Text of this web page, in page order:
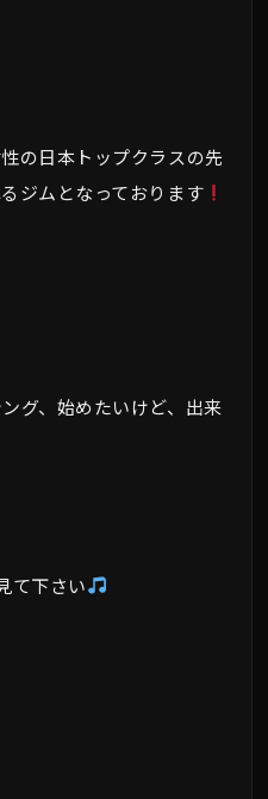
の日本トップクラスの先
ジムとなっております
グ、始めたいけど、出来
て下さい